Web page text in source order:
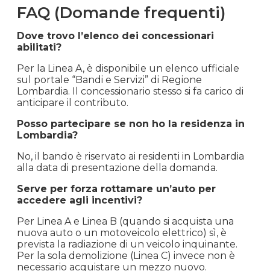
FAQ (Domande frequenti)
Dove trovo l’elenco dei concessionari
abilitati?
Per la Linea A, è disponibile un elenco ufficiale
sul portale “Bandi e Servizi” di Regione
Lombardia. Il concessionario stesso si fa carico di
anticipare il contributo.
Posso partecipare se non ho la residenza in
Lombardia?
No, il bando è riservato ai residenti in Lombardia
alla data di presentazione della domanda.
Serve per forza rottamare un’auto per
accedere agli incentivi?
Per Linea A e Linea B (quando si acquista una
nuova auto o un motoveicolo elettrico) sì, è
prevista la radiazione di un veicolo inquinante.
Per la sola demolizione (Linea C) invece non è
necessario acquistare un mezzo nuovo.